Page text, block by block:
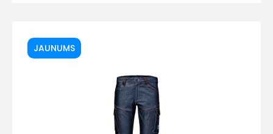
JAUNUMS